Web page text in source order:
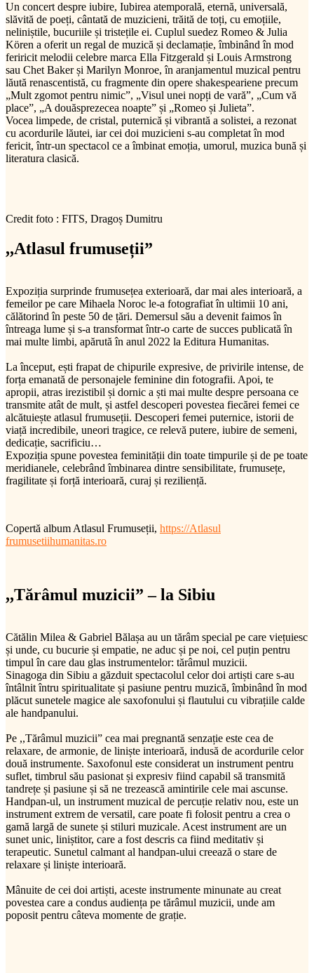
Un concert despre iubire, Iubirea atemporală, eternă, universală,
slăvită de poeți, cântată de muzicieni, trăită de toți, cu emoțiile,
neliniștile, bucuriile și tristețile ei. Cuplul suedez Romeo & Julia
Kören a oferit un regal de muzică și declamație, îmbinând în mod
feriricit melodii celebre marca Ella Fitzgerald și Louis Armstrong
sau Chet Baker și Marilyn Monroe, în aranjamentul muzical pentru
lăută renascentistă, cu fragmente din opere shakespeariene precum
„Mult zgomot pentru nimic”, „Visul unei nopți de vară”, „Cum vă
place”, „A douăsprezecea noapte” și „Romeo și Julieta”.
Vocea limpede, de cristal, puternică și vibrantă a solistei, a rezonat
cu acordurile lăutei, iar cei doi muzicieni s-au completat în mod
fericit, într-un spectacol ce a îmbinat emoția, umorul, muzica bună și
literatura clasică.
Credit foto : FITS, Dragoș Dumitru
,,Atlasul frumuseții”
Expoziția surprinde frumusețea exterioară, dar mai ales interioară, a
femeilor pe care Mihaela Noroc le-a fotografiat în ultimii 10 ani,
călătorind în peste 50 de țări. Demersul său a devenit faimos în
întreaga lume și s-a transformat într-o carte de succes publicată în
mai multe limbi, apărută în anul 2022 la Editura Humanitas.
La început, ești frapat de chipurile expresive, de privirile intense, de
forța emanată de personajele feminine din fotografii. Apoi, te
apropii, atras irezistibil și dornic a ști mai multe despre persoana ce
transmite atât de mult, și astfel descoperi povestea fiecărei femei ce
alcătuiește atlasul frumuseții. Descoperi femei puternice, istorii de
viață incredibile, uneori tragice, ce relevă putere, iubire de semeni,
dedicație, sacrificiu…
Expoziția spune povestea feminității din toate timpurile și de pe toate
meridianele, celebrând îmbinarea dintre sensibilitate, frumusețe,
fragilitate și forță interioară, curaj și reziliență.
Copertă album Atlasul Frumuseții, https://Atlasul
frumusetiihumanitas.ro
,,Tărâmul muzicii” – la Sibiu
Cătălin Milea & Gabriel Bălașa au un tărâm special pe care viețuiesc
și unde, cu bucurie și empatie, ne aduc și pe noi, cel puțin pentru
timpul în care dau glas instrumentelor: tărâmul muzicii.
Sinagoga din Sibiu a găzduit spectacolul celor doi artiști care s-au
întâlnit întru spiritualitate și pasiune pentru muzică, îmbinând în mod
plăcut sunetele magice ale saxofonului și flautului cu vibrațiile calde
ale handpanului.
Pe ,,Tărâmul muzicii” cea mai pregnantă senzație este cea de
relaxare, de armonie, de liniște interioară, indusă de acordurile celor
două instrumente. Saxofonul este considerat un instrument pentru
suflet, timbrul său pasionat și expresiv fiind capabil să transmită
tandrețe și pasiune și să ne trezească amintirile cele mai ascunse.
Handpan-ul, un instrument muzical de percuție relativ nou, este un
instrument extrem de versatil, care poate fi folosit pentru a crea o
gamă largă de sunete și stiluri muzicale. Acest instrument are un
sunet unic, liniștitor, care a fost descris ca fiind meditativ și
terapeutic. Sunetul calmant al handpan-ului creează o stare de
relaxare și liniște interioară.
Mânuite de cei doi artiști, aceste instrumente minunate au creat
povestea care a condus audiența pe tărâmul muzicii, unde am
poposit pentru câteva momente de grație.